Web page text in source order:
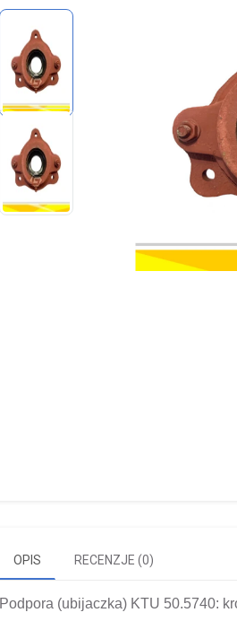
OPIS RECENZJE (0)
Podpora (ubijaczka) KTU 50.5740: